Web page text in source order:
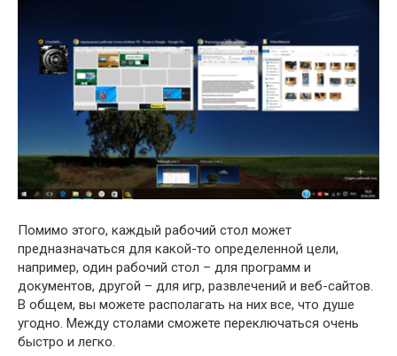
Помимо этого, каждый рабочий стол может
предназначаться для какой-то определенной цели,
например, один рабочий стол – для программ и
документов, другой – для игр, развлечений и веб-сайтов.
В общем, вы можете располагать на них все, что душе
угодно. Между столами сможете переключаться очень
быстро и легко.